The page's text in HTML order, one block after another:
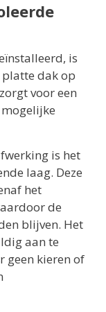
is
dak op
voor een
is het
laag. Deze
het
de
blijven. Het
aan te
geen kieren of